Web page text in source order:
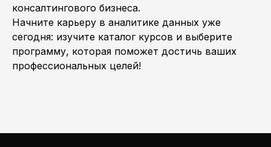
консалтингового бизнеса.
Начните карьеру в аналитике данных уже
сегодня: изучите каталог курсов и выберите
программу, которая поможет достичь ваших
профессиональных целей!